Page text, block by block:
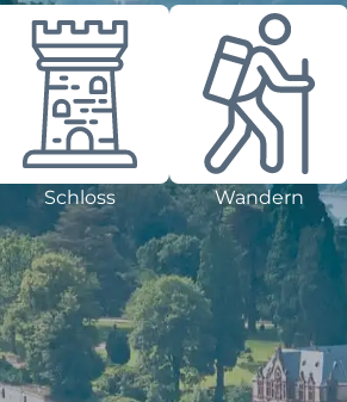
Schloss Wandern